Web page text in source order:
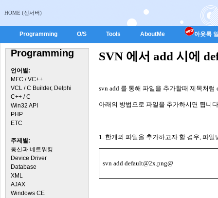
HOME (신서버)
Programming O/S Tools AboutMe 아웃룩
Programming
언어별:
MFC / VC++
VCL / C Builder, Delphi
C++ / C
Win32 API
PHP
ETC
주제별:
통신과 네트워킹
Device Driver
Database
XML
AJAX
Windows CE
SVN 에서 add 시에
svn add 를 통해 파일을 추가할때 제목처럼
아래의 방법으로 파일을 추가하시면 됩니다
1. 한개의 파일을 추가하고자 할 경우 파일
svn add default@2x.png@